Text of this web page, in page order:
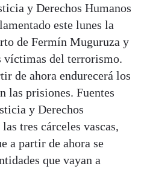
y Derechos Humanos
este lunes la
de Fermín Muguruza y
víctimas del terrorismo.
de ahora endurecerá los
las prisiones. Fuentes
y Derechos
tres cárceles vascas,
a partir de ahora se
que vayan a